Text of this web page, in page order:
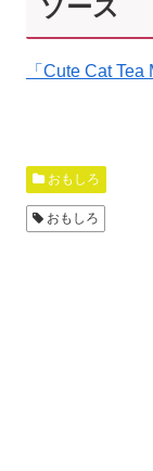
ソース
「Cute Cat
おもしろ
おもしろ